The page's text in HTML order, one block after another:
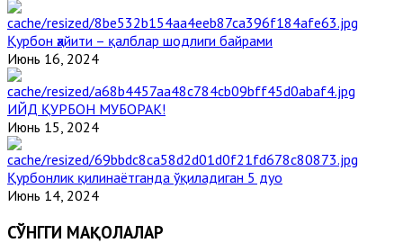
Қурбон ҳайити – қалблар шодлиги байрами
Июнь 16, 2024
ИЙД ҚУРБОН МУБОРАК!
Июнь 15, 2024
Қурбонлик қилинаётганда ўқиладиган 5 дуо
Июнь 14, 2024
СЎНГГИ МАҚОЛАЛАР